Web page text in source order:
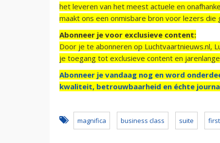
het leveren van het meest actuele en
maakt ons een onmisbare bron voor lezers die
Abonneer je voor exclusieve content:
Door je te abonneren op Luchtvaartnieuws.nl,
je toegang tot exclusieve content en
Abonneer je vandaag nog en word
kwaliteit, betrouwbaarheid en échte
magnifica business class suite